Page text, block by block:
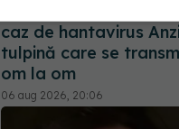
Alertă în Europa
caz de hantavirus
tulpină care se
om la om
06 aug 2026, 20:06